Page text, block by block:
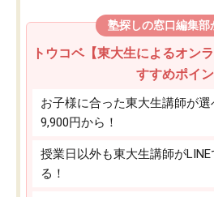
塾探しの窓口編集部
トウコベ【東大生によるオン
すすめポイ
お子様に合った東大生講師が
9,900円から！
授業日以外も東大生講師が
る！